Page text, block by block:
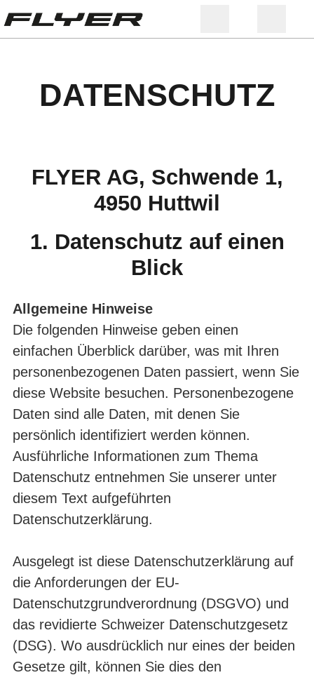
DATENSCHUTZ
FLYER AG, Schwende 1,
4950 Huttwil
1. Datenschutz auf einen
Blick
Allgemeine Hinweise
Die folgenden Hinweise geben einen
einfachen Überblick darüber, was mit Ihren
personenbezogenen Daten passiert, wenn Sie
diese Website besuchen. Personenbezogene
Daten sind alle Daten, mit denen Sie
persönlich identifiziert werden können.
Ausführliche Informationen zum Thema
Datenschutz entnehmen Sie unserer unter
diesem Text aufgeführten
Datenschutzerklärung.
Ausgelegt ist diese Datenschutzerklärung auf
die Anforderungen der EU-
Datenschutzgrundverordnung (DSGVO) und
das revidierte Schweizer Datenschutzgesetz
(DSG). Wo ausdrücklich nur eines der beiden
Gesetze gilt, können Sie dies den